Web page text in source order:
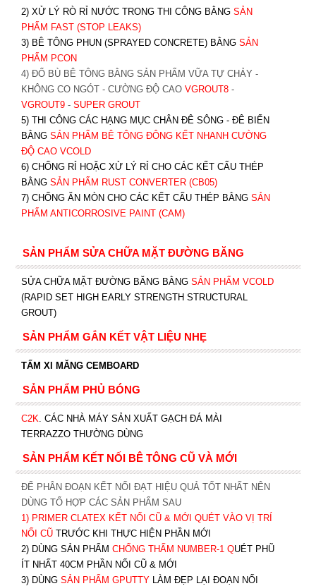
2) XỬ LÝ RÒ RỈ NƯỚC TRONG THI CÔNG BẰNG SẢN
PHẨM FAST (STOP LEAKS)
3) BÊ TÔNG PHUN (SPRAYED CONCRETE) BẰNG SẢN
PHẨM PCON
4) ĐỔ BÙ BÊ TÔNG BẰNG SẢN PHẨM VỮA TỰ CHẢY -
KHÔNG CO NGÓT - CƯỜNG ĐỘ CAO VGROUT8-
VGROUT9- SUPER GROUT
5) THI CÔNG CÁC HẠNG MỤC CHÂN ĐÊ SÔNG - ĐÊ BIỂN
BẰNG SẢN PHẨM BÊ TÔNG ĐÔNG KẾT NHANH CƯỜNG
ĐỘ CAO VCOLD
6) CHỐNG RỈ HOẶC XỬ LÝ RỈ CHO CÁC KẾT CẤU THÉP
BẰNG SẢN PHẨM RUST CONVERTER (CB05)
7) CHỐNG ĂN MÒN CHO CÁC KẾT CẤU THÉP BẰNG SẢN
PHẨM ANTICORROSIVE PAINT (CAM)
SẢN PHẨM SỬA CHỮA MẶT ĐƯỜNG BĂNG
SỬA CHỮA MẶT ĐƯỜNG BĂNG BẰNG SẢN PHẨM VCOLD
(RAPID SET HIGH EARLY STRENGTH STRUCTURAL
GROUT)
SẢN PHẨM GẮN KẾT VẬT LIỆU NHẸ
TẤM XI MĂNG CEMBOARD
SẢN PHẨM PHỦ BÓNG
C2K. CÁC NHÀ MÁY SẢN XUẤT GẠCH ĐÁ MÀI
TERRAZZO THƯỜNG DÙNG
SẢN PHẨM KẾT NỐI BÊ TÔNG CŨ VÀ MỚI
ĐỂ PHÂN ĐOẠN KẾT NỐI ĐẠT HIỆU QUẢ TỐT NHẤT NÊN
DÙNG TỔ HỢP CÁC SẢN PHẨM SAU
1) PRIMER CLATEX KẾT NỐI CŨ & MỚI QUÉT VÀO VỊ TRÍ
NỐI CŨ TRƯỚC KHI THỰC HIỆN PHẦN MỚI
2) DÙNG SẢN PHẨM CHỐNG THẤM NUMBER-1QUÉT PHŨ
ÍT NHẤT 40CM PHẦN NỐI CŨ & MỚI
3) DÙNG SẢN PHẨM GPUTTY LÀM ĐẸP LẠI ĐOẠN NỐI